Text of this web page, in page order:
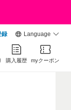
録 Language
購入履歴 myクーポン